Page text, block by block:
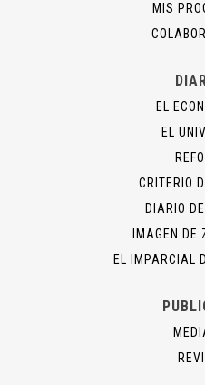
MIS
EL
EL
CRITERIO
DIARIO
IMAGEN
EL IMPARCIAL